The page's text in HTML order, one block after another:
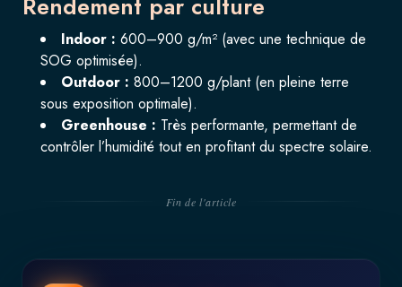
Indoor : 600–900 g/m² (avec une technique de
SOG optimisée).
Outdoor : 800–1200 g/plant (en pleine terre
sous exposition optimale).
Greenhouse : Très performante, permettant de
contrôler l’humidité tout en profitant du spectre solaire.
Fin de l'article